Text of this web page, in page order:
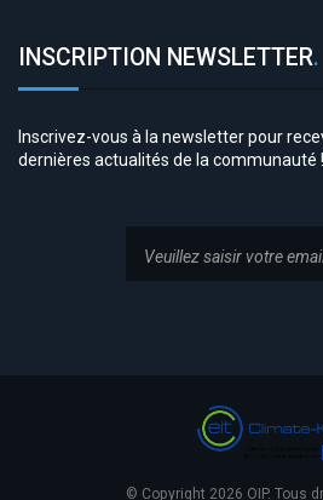
INSCRIPTION NEWSLETTER.
Inscrivez-vous à la newsletter pour
dernières actualités de la communauté !
© Copyright 2026 OIP. Tous